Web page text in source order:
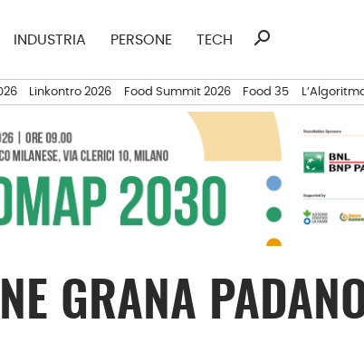
INDUSTRIA PERSONE TECH
Ricerca
search
Linkontro 2026 Food Summit 2026 Food 35
GRANA